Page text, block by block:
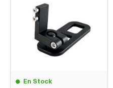
En Stock